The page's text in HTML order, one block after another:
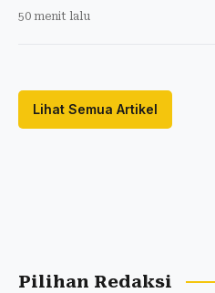
50 menit lalu
Lihat Semua Artikel
Pilihan Redaksi